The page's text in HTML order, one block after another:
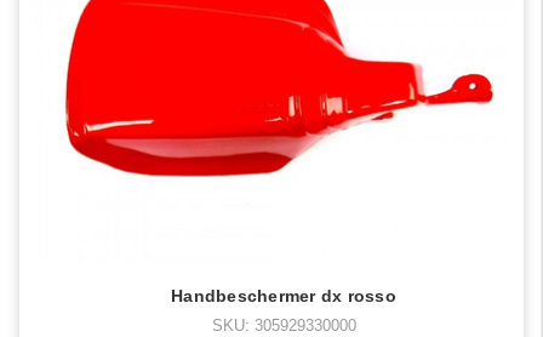
Handbeschermer dx rosso
SKU: 305929330000